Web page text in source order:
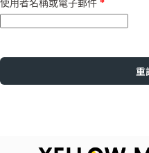
使用者名稱或電子郵件 *必
填
重